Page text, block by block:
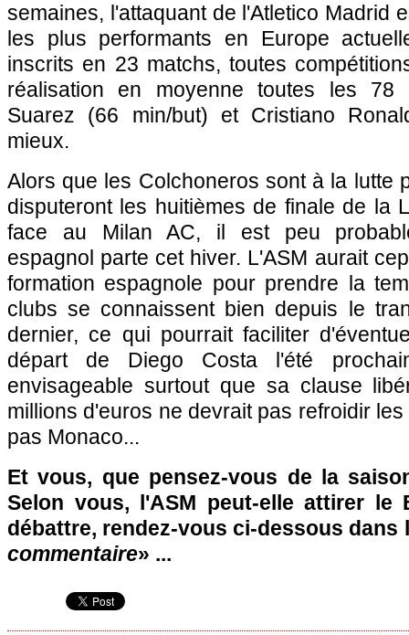
semaines, l'attaquant de l'Atletico Madrid
les plus performants en Europe
inscrits en 23 matchs, toutes
réalisation en moyenne toutes les 78
Suarez (66 min/but) et Cristiano
mieux.
Alors que les Colchoneros sont à la lutte
disputeront les huitièmes de finale de la
face au Milan AC, il est peu
espagnol parte cet hiver. L'ASM aurait
formation espagnole pour prendre la
clubs se connaissent bien depuis le
dernier, ce qui pourrait faciliter
départ de Diego Costa l'été
envisageable surtout que sa clause
millions d'euros ne devrait pas refroidir
pas Monaco...
Et vous, que pensez-vous de la
Selon vous, l'ASM peut-elle attirer le
débattre, rendez-vous ci-dessous dans
commentaire» ...